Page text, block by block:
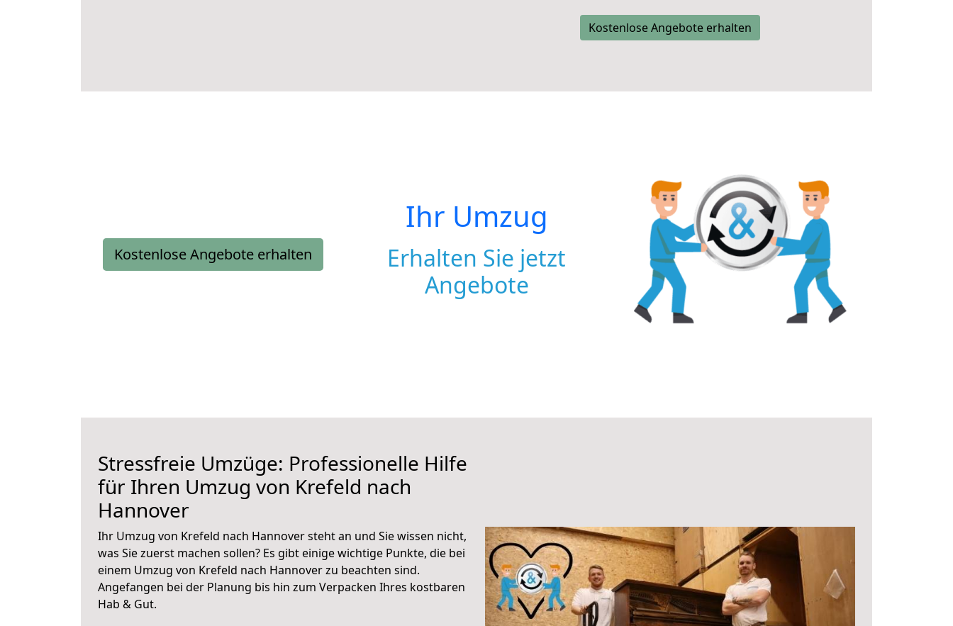
Kostenlose Angebote erhalten
Kostenlose Angebote erhalten
Ihr Umzug
Erhalten Sie jetzt
Angebote
Stressfreie Umzüge: Professionelle Hilfe
für Ihren Umzug von Krefeld nach
Hannover
Ihr Umzug von Krefeld nach Hannover steht an und Sie wissen nicht,
was Sie zuerst machen sollen? Es gibt einige wichtige Punkte, die bei
einem Umzug von Krefeld nach Hannover zu beachten sind.
Angefangen bei der Planung bis hin zum Verpacken Ihres kostbaren
Hab & Gut.